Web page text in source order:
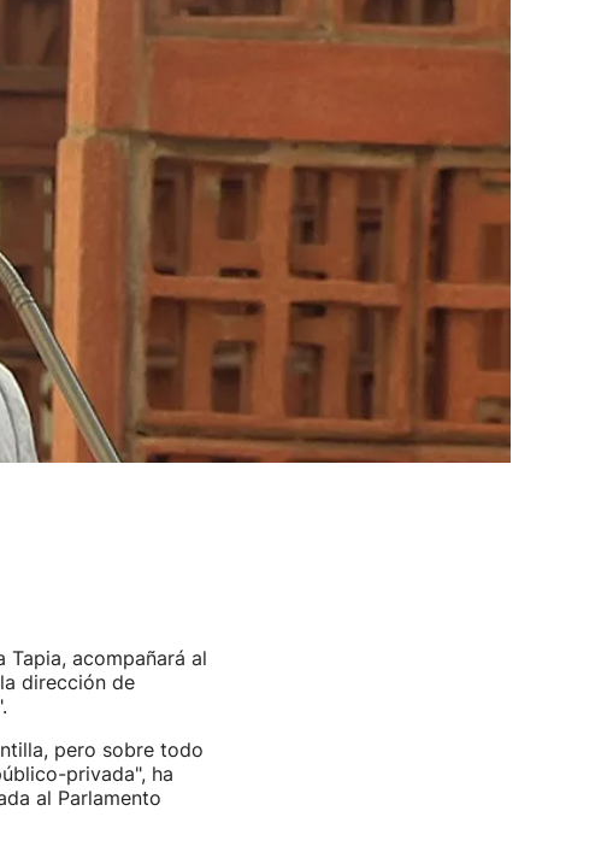
Tapia, acompañará al
dirección de
pero sobre todo
privada", ha
al Parlamento